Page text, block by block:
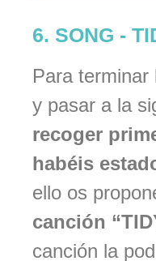
6. SONG -
Para terminar
y pasar a la
recoger
habéis
ello os
canción
canción la